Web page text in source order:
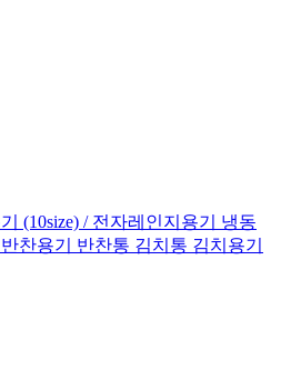
(10size) / 전자레인지용기 냉동
찬용기 반찬통 김치통 김치용기